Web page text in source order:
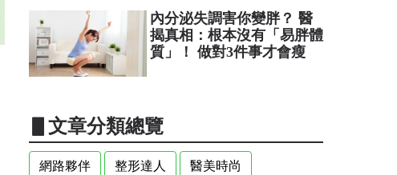
內分泌失調害你變胖？ 醫
揭真相：根本沒有「易胖體
質」！ 做對3件事才會瘦
▋文章分類總覽
網路夥伴 整形達人 醫美時尚